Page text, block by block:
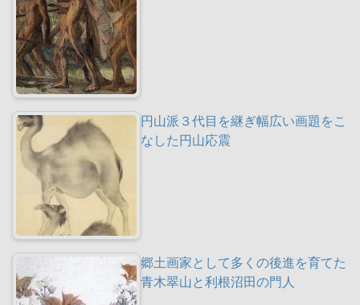
円山派３代目を継ぎ幅広い画題をこ
なした円山応震
郷土画家として多くの後進を育てた
青木翠山と利根沼田の門人